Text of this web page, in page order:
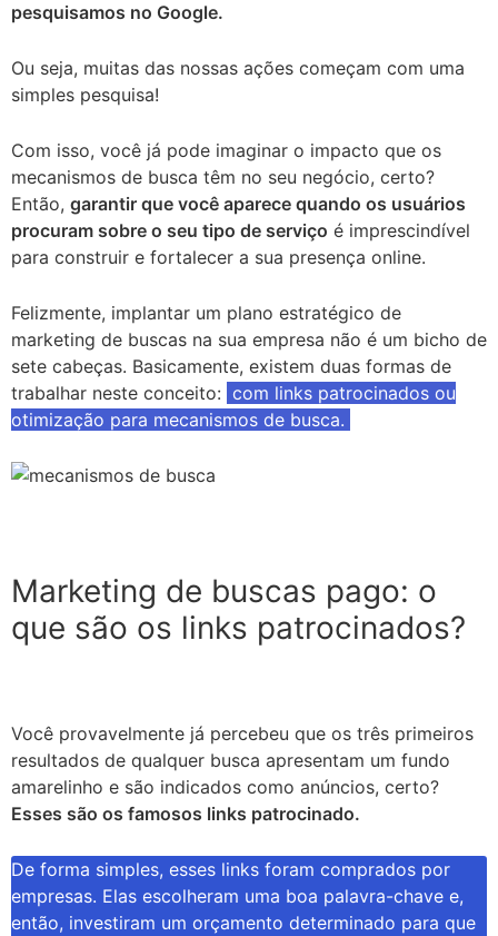
pesquisamos no Google.
Ou seja, muitas das nossas ações começam com uma
simples pesquisa!
Com isso, você já pode imaginar o impacto que os
mecanismos de busca têm no seu negócio, certo?
Então, garantir que você aparece quando os usuários
procuram sobre o seu tipo de serviço é imprescindível
para construir e fortalecer a sua presença online.
Felizmente, implantar um plano estratégico de
marketing de buscas na sua empresa não é um bicho de
sete cabeças. Basicamente, existem duas formas de
trabalhar neste conceito: com links patrocinados ou
otimização para mecanismos de busca.
Marketing de buscas pago: o
que são os links patrocinados?
Você provavelmente já percebeu que os três primeiros
resultados de qualquer busca apresentam um fundo
amarelinho e são indicados como anúncios, certo?
Esses são os famosos links patrocinado.
De forma simples, esses links foram comprados por
empresas. Elas escolheram uma boa palavra-chave e,
então, investiram um orçamento determinado para que